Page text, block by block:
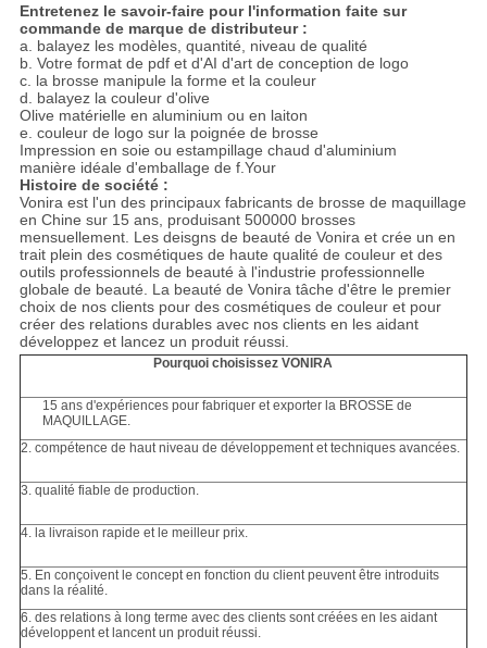
Entretenez le savoir-faire pour l'information faite sur
commande de marque de distributeur :
a. balayez les modèles, quantité, niveau de qualité
b. Votre format de pdf et d'AI d'art de conception de logo
c. la brosse manipule la forme et la couleur
d. balayez la couleur d'olive
Olive matérielle en aluminium ou en laiton
e. couleur de logo sur la poignée de brosse
Impression en soie ou estampillage chaud d'aluminium
manière idéale d'emballage de f.Your
Histoire de société :
Vonira est l'un des principaux fabricants de brosse de maquillage
en Chine sur 15 ans, produisant 500000 brosses
mensuellement. Les deisgns de beauté de Vonira et crée un en
trait plein des cosmétiques de haute qualité de couleur et des
outils professionnels de beauté à l'industrie professionnelle
globale de beauté. La beauté de Vonira tâche d'être le premier
choix de nos clients pour des cosmétiques de couleur et pour
créer des relations durables avec nos clients en les aidant
développez et lancez un produit réussi.
Pourquoi choisissez VONIRA
15 ans d'expériences pour fabriquer et exporter la BROSSE de
MAQUILLAGE.
2. compétence de haut niveau de développement et techniques avancées.
3. qualité fiable de production.
4. la livraison rapide et le meilleur prix.
5. En conçoivent le concept en fonction du client peuvent être introduits
dans la réalité.
6. des relations à long terme avec des clients sont créées en les aidant
développent et lancent un produit réussi.